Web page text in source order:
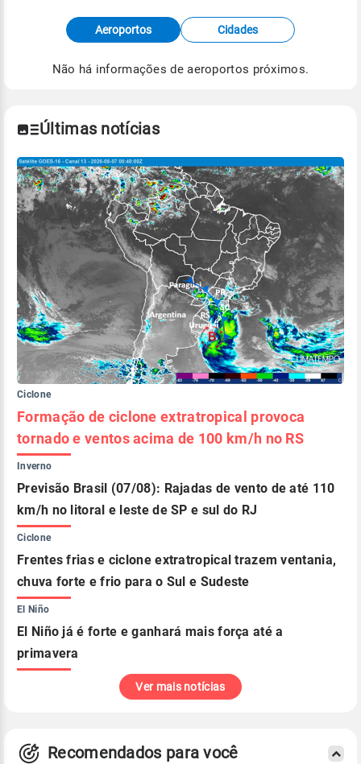
Fonte: dados combinados de estações
meteorológicas e satélite do Centro de Previsão
de Tempo e Estudos Climáticos (CPTEC).
Aeroportos Cidades
Não há informações de aeroportos próximos.
Últimas notícias
Ciclone
Formação de ciclone extratropical provoca
tornado e ventos acima de 100 km/h no RS
Inverno
Previsão Brasil (07/08): Rajadas de vento de até 110
km/h no litoral e leste de SP e sul do RJ
Ciclone
Frentes frias e ciclone extratropical trazem ventania,
chuva forte e frio para o Sul e Sudeste
El Niño
El Niño já é forte e ganhará mais força até a
primavera
Ver mais notícias
Recomendados para você